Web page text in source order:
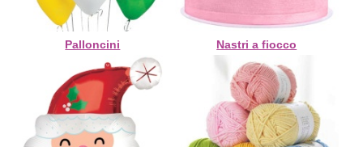
Palloncini Nastri a fiocco